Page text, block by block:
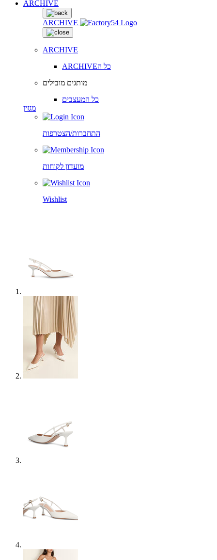
ARCHIVE
ARCHIVE
ARCHIVE
ARCHIVEכל ה
מותגים מובילים
כל המעצבים
מגזין
התחברות/הצטרפות
מועדון לקוחות
Wishlist